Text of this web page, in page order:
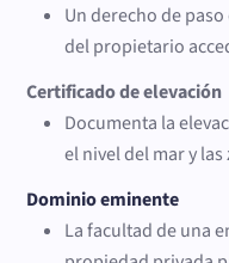
Un derecho de
del propietario
Certificado de elevación
Documenta la
el nivel del mar y
Dominio eminente
La facultad de una